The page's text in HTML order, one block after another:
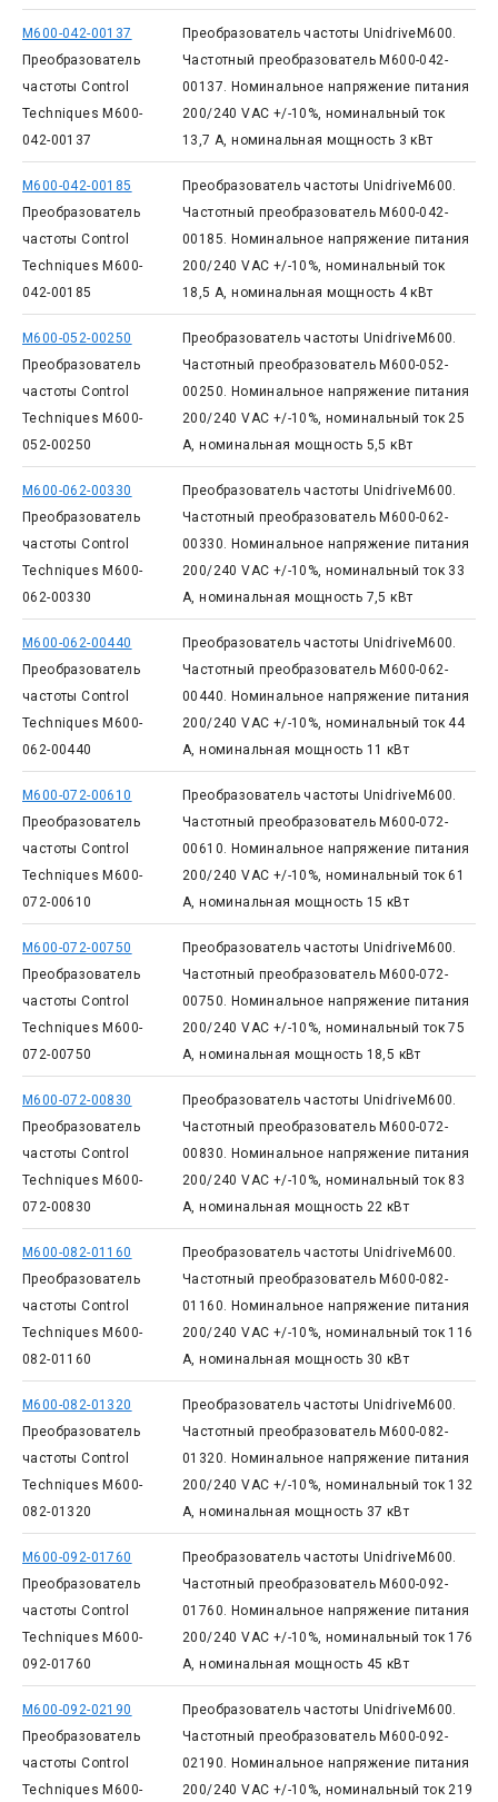
M600-042-00137
Преобразователь
частоты Control
Techniques M600-
042-00137
Преобразователь частоты UnidriveM600.
Частотный преобразователь M600-042-
00137. Номинальное напряжение питания
200/240 VAC +/-10%, номинальный ток
13,7 А, номинальная мощность 3 кВт
M600-042-00185
Преобразователь
частоты Control
Techniques M600-
042-00185
Преобразователь частоты UnidriveM600.
Частотный преобразователь M600-042-
00185. Номинальное напряжение питания
200/240 VAC +/-10%, номинальный ток
18,5 А, номинальная мощность 4 кВт
M600-052-00250
Преобразователь
частоты Control
Techniques M600-
052-00250
Преобразователь частоты UnidriveM600.
Частотный преобразователь M600-052-
00250. Номинальное напряжение питания
200/240 VAC +/-10%, номинальный ток 25
А, номинальная мощность 5,5 кВт
M600-062-00330
Преобразователь
частоты Control
Techniques M600-
062-00330
Преобразователь частоты UnidriveM600.
Частотный преобразователь M600-062-
00330. Номинальное напряжение питания
200/240 VAC +/-10%, номинальный ток 33
А, номинальная мощность 7,5 кВт
M600-062-00440
Преобразователь
частоты Control
Techniques M600-
062-00440
Преобразователь частоты UnidriveM600.
Частотный преобразователь M600-062-
00440. Номинальное напряжение питания
200/240 VAC +/-10%, номинальный ток 44
А, номинальная мощность 11 кВт
M600-072-00610
Преобразователь
частоты Control
Techniques M600-
072-00610
Преобразователь частоты UnidriveM600.
Частотный преобразователь M600-072-
00610. Номинальное напряжение питания
200/240 VAC +/-10%, номинальный ток 61
А, номинальная мощность 15 кВт
M600-072-00750
Преобразователь
частоты Control
Techniques M600-
072-00750
Преобразователь частоты UnidriveM600.
Частотный преобразователь M600-072-
00750. Номинальное напряжение питания
200/240 VAC +/-10%, номинальный ток 75
А, номинальная мощность 18,5 кВт
M600-072-00830
Преобразователь
частоты Control
Techniques M600-
072-00830
Преобразователь частоты UnidriveM600.
Частотный преобразователь M600-072-
00830. Номинальное напряжение питания
200/240 VAC +/-10%, номинальный ток 83
А, номинальная мощность 22 кВт
M600-082-01160
Преобразователь
частоты Control
Techniques M600-
082-01160
Преобразователь частоты UnidriveM600.
Частотный преобразователь M600-082-
01160. Номинальное напряжение питания
200/240 VAC +/-10%, номинальный ток 116
А, номинальная мощность 30 кВт
M600-082-01320
Преобразователь
частоты Control
Techniques M600-
082-01320
Преобразователь частоты UnidriveM600.
Частотный преобразователь M600-082-
01320. Номинальное напряжение питания
200/240 VAC +/-10%, номинальный ток 132
А, номинальная мощность 37 кВт
M600-092-01760
Преобразователь
частоты Control
Techniques M600-
092-01760
Преобразователь частоты UnidriveM600.
Частотный преобразователь M600-092-
01760. Номинальное напряжение питания
200/240 VAC +/-10%, номинальный ток 176
А, номинальная мощность 45 кВт
M600-092-02190
Преобразователь
частоты Control
Techniques M600-
Преобразователь частоты UnidriveM600.
Частотный преобразователь M600-092-
02190. Номинальное напряжение питания
200/240 VAC +/-10%, номинальный ток 219